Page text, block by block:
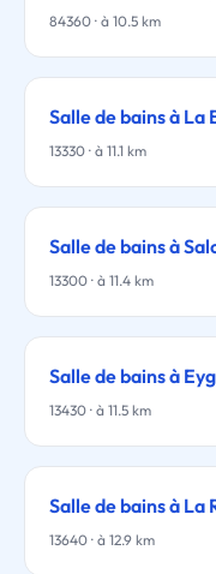
84360 · à 10.5 km
Salle de bains à La
13330 · à 11.1 km
Salle de bains à
13300 · à 11.4 km
Salle de bains à
13430 · à 11.5 km
Salle de bains à
13640 · à 12.9 km